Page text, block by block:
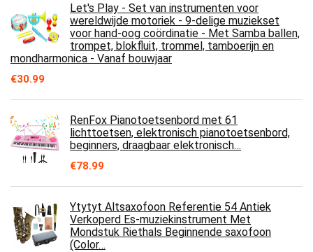
Let's Play - Set van instrumenten voor
wereldwijde motoriek - 9-delige muziekset
voor hand-oog coördinatie - Met Samba ballen,
trompet, blokfluit, trommel, tamboerijn en
mondharmonica - Vanaf bouwjaar
€30.99
RenFox Pianotoetsenbord met 61
lichttoetsen, elektronisch pianotoetsenbord,
beginners, draagbaar elektronisch…
€78.99
Ytytyt Altsaxofoon Referentie 54 Antiek
Verkoperd Es-muziekinstrument Met
Mondstuk Riethals Beginnende saxofoon
(Color…